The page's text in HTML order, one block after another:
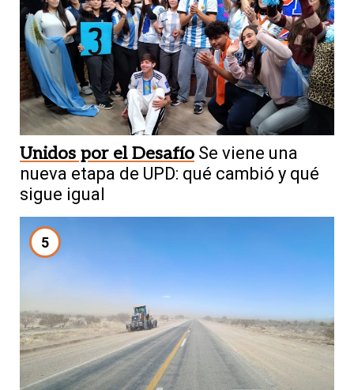
Unidos por el Desafío Se viene una
nueva etapa de UPD: qué cambió y qué
sigue igual
5